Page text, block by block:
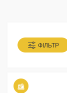
ФІЛЬТР